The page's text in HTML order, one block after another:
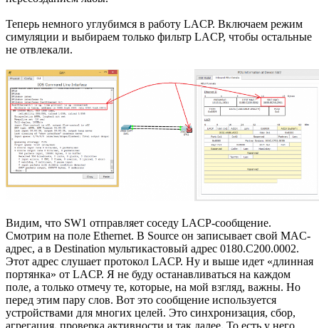
Теперь немного углубимся в работу LACP. Включаем режим
симуляции и выбираем только фильтр LACP, чтобы остальные
не отвлекали.
Видим, что SW1 отправляет соседу LACP-сообщение.
Смотрим на поле Ethernet. В Source он записывает свой MAC-
адрес, а в Destination мультикастовый адрес 0180.C200.0002.
Этот адрес слушает протокол LACP. Ну и выше идет «длинная
портянка» от LACP. Я не буду останавливаться на каждом
поле, а только отмечу те, которые, на мой взгляд, важны. Но
перед этим пару слов. Вот это сообщение используется
устройствами для многих целей. Это синхронизация, сбор,
агрегация, проверка активности и так далее. То есть у него